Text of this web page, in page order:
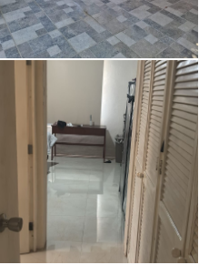
Image caption